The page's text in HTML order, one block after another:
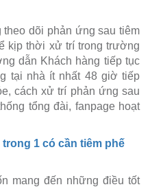
theo dõi phản ứng sau tiêm
kịp thời xử trí trong trường
dẫn Khách hàng tiếp tục
tại nhà ít nhất 48 giờ tiếp
cách xử trí phản ứng sau
tổng đài, fanpage hoạt
trong 1 có cần tiêm phế
mang đến những điều tốt